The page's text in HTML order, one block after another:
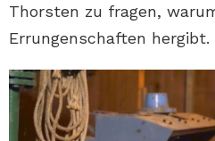
Thorsten zu fragen,
Errungenschaften hergibt.